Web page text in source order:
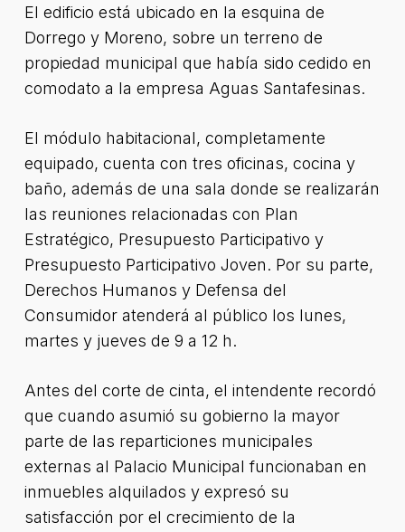
El edificio está ubicado en la esquina de
Dorrego y Moreno, sobre un terreno de
propiedad municipal que había sido cedido en
comodato a la empresa Aguas Santafesinas.
El módulo habitacional, completamente
equipado, cuenta con tres oficinas, cocina y
baño, además de una sala donde se realizarán
las reuniones relacionadas con Plan
Estratégico, Presupuesto Participativo y
Presupuesto Participativo Joven. Por su parte,
Derechos Humanos y Defensa del
Consumidor atenderá al público los lunes,
martes y jueves de 9 a 12 h.
Antes del corte de cinta, el intendente recordó
que cuando asumió su gobierno la mayor
parte de las reparticiones municipales
externas al Palacio Municipal funcionaban en
inmuebles alquilados y expresó su
satisfacción por el crecimiento de la